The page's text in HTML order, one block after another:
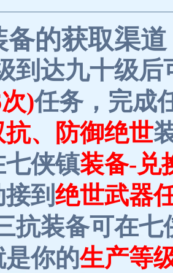
备的获取渠道
到达九十级后
)任务，完成
、防御绝世
七侠镇装备-兑
到 绝世武器
抗装备可在七
你的生产等